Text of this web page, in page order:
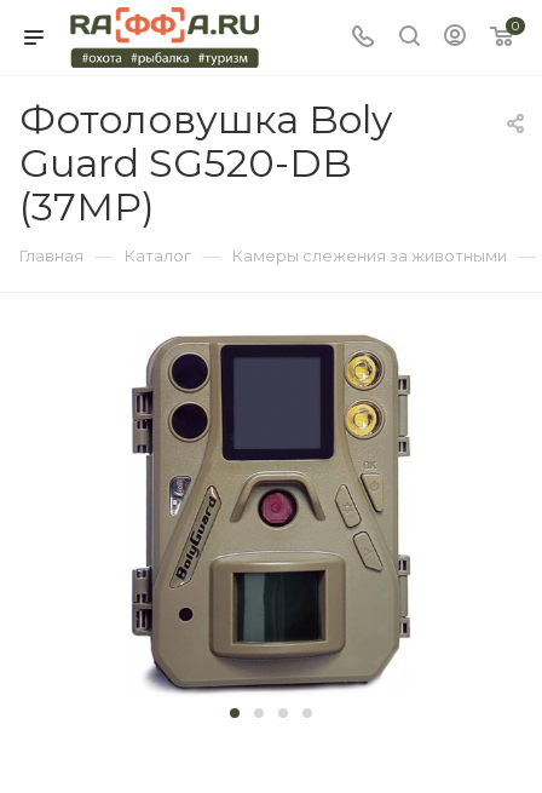
0
Фотоловушка Boly
Guard SG520-DB
(37MP)
Главная — Каталог — Камеры слежения за животными —